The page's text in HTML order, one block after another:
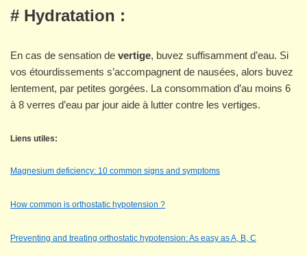
# Hydratation :
En cas de sensation de vertige, buvez suffisamment d’eau. Si
vos étourdissements s’accompagnent de nausées, alors buvez
lentement, par petites gorgées. La consommation d’au moins 6
à 8 verres d’eau par jour aide à lutter contre les vertiges.
Liens utiles:
Magnesium deficiency: 10 common signs and symptoms
How common is orthostatic hypotension ?
Preventing and treating orthostatic hypotension: As easy as A, B, C